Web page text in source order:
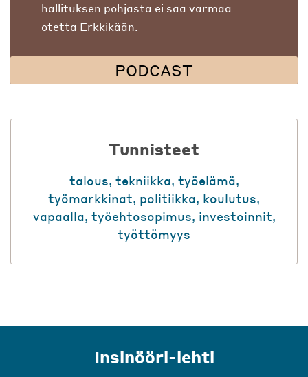
hallituksen pohjasta ei saa varmaa
otetta Erkkikään.
PODCAST
Tunnisteet
talous, tekniikka, työelämä,
työmarkkinat, politiikka, koulutus,
vapaalla, työehtosopimus, investoinnit,
työttömyys
Insinööri-lehti